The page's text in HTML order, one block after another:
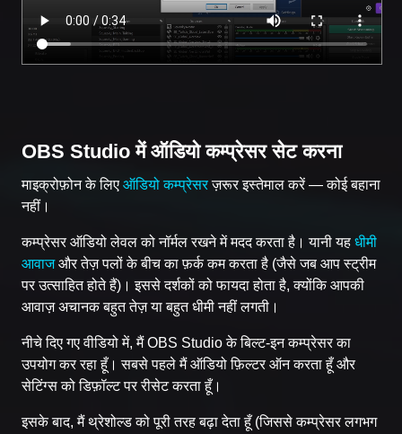
OBS Studio में ऑडियो कम्प्रेसर सेट करना
माइक्रोफ़ोन के लिए ऑडियो कम्प्रेसरज़रूर इस्तेमाल करें — कोई बहाना
नहीं।
कम्प्रेसर ऑडियो लेवल को नॉर्मल रखने में मदद करता है। यानी यह धीमी
आवाजऔर तेज़ पलों के बीच का फ़र्क कम करता है (जैसे जब आप स्ट्रीम
पर उत्साहित होते हैं)। इससे दर्शकों को फायदा होता है, क्योंकि आपकी
आवाज़ अचानक बहुत तेज़ या बहुत धीमी नहीं लगती।
नीचे दिए गए वीडियो में, मैं OBS Studio के बिल्ट-इन कम्प्रेसर का
उपयोग कर रहा हूँ। सबसे पहले मैं ऑडियो फ़िल्टर ऑन करता हूँ और
सेटिंग्स को डिफ़ॉल्ट पर रीसेट करता हूँ।
इसके बाद, मैं थ्रेशोल्ड को पूरी तरह बढ़ा देता हूँ (जिससे कम्प्रेसर लगभग